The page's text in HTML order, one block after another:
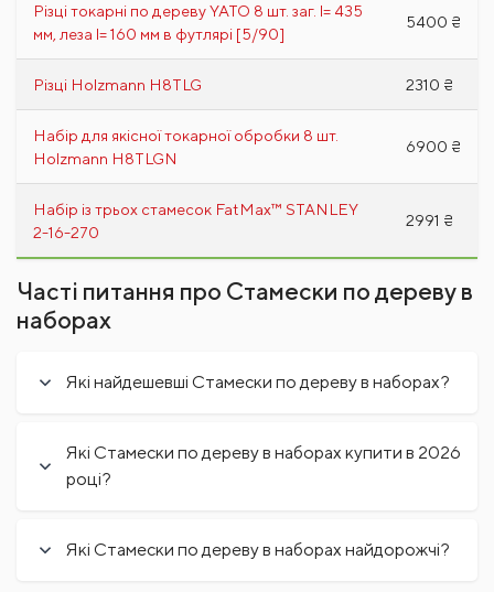
Різці токарні по дереву YATO 8 шт. заг. l= 435
мм, леза l= 160 мм в футлярі [5/90]
5400 ₴
Різці Holzmann H8TLG 2310 ₴
Набір для якісної токарної обробки 8 шт.
Holzmann H8TLGN
6900 ₴
Набір із трьох стамесок FatMax™ STANLEY
2-16-270
2991 ₴
Часті питання про Стамески по дереву в
наборах
Які найдешевші Стамески по дереву в наборах?
Які Стамески по дереву в наборах купити в 2026
році?
Які Стамески по дереву в наборах найдорожчі?